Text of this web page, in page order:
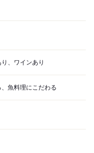
、ワインあり
魚料理にこだわる